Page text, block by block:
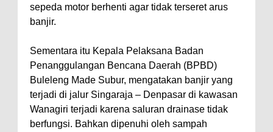
sepeda motor berhenti agar tidak terseret arus
banjir.
Sementara itu Kepala Pelaksana Badan
Penanggulangan Bencana Daerah (BPBD)
Buleleng Made Subur, mengatakan banjir yang
terjadi di jalur Singaraja – Denpasar di kawasan
Wanagiri terjadi karena saluran drainase tidak
berfungsi. Bahkan dipenuhi oleh sampah